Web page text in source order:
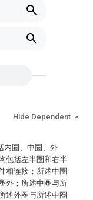
Hide Dependent
内圈、中圈、外
包括左半圈和右半
相连接；所述中圈
外；所述中圈与所
述外圈与所述中圈